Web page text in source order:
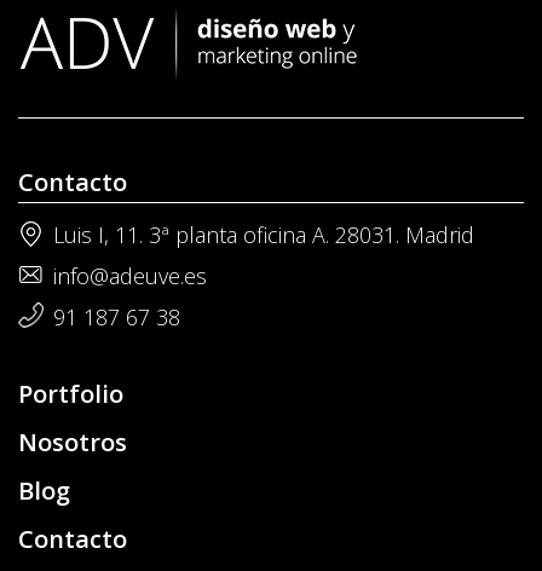
Contacto
Luis I, 11. 3ª planta oficina A. 28031. Madrid
info@adeuve.es
91 187 67 38
Portfolio
Nosotros
Blog
Contacto